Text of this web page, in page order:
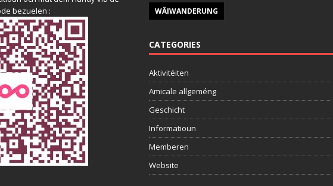
bezuelen :
WÄIWANDERUNG
CATEGORIES
Aktivitéiten
Amicale allgeméng
Geschicht
Informatioun
Memberen
Website